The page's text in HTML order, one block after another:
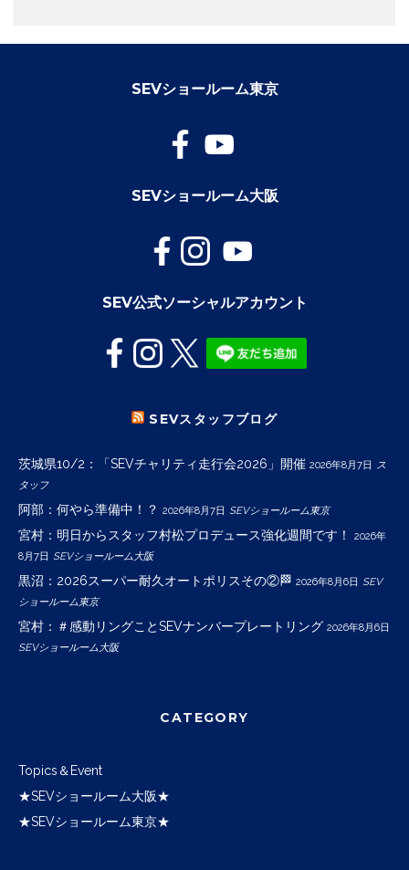
SEVショールーム東京
SEVショールーム大阪
SEV公式ソーシャルアカウント
SEVスタッフブログ
茨城県10/2：「SEVチャリティ走行会2026」開催 2026年8月7日
ス
タッフ
阿部：何やら準備中！？ 2026年8月7日 SEVショールーム東京
宮村：明日からスタッフ村松プロデュース強化週間です！
2026年
8月7日 SEVショールーム大阪
黒沼：2026スーパー耐久オートポリスその②🏁 2026年8月6日 SEV
ショールーム東京
宮村：＃感動リングことSEVナンバープレートリング 2026年8月6日
SEVショールーム大阪
CATEGORY
Topics＆Event
★SEVショールーム大阪★
★SEVショールーム東京★